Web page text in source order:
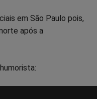
em São Paulo pois,
após a